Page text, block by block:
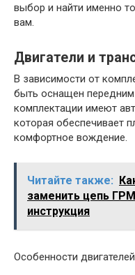
выбор и найти именно
вам.
Двигатели и
В зависимости от
быть оснащен
комплектации имеют
которая обеспечивает
комфортное вождение.
Читайте также:
заменить цепь
инструкция
Особенности